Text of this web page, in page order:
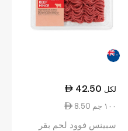
42.50 لكل
8.50 ١٠٠ جم
سبينس فوود لحم بقر